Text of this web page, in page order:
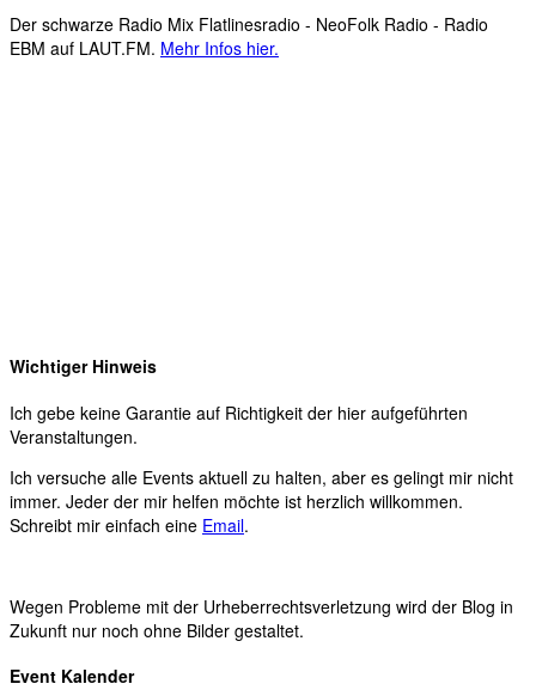
Der schwarze Radio Mix Flatlinesradio - NeoFolk Radio - Radio
EBM auf LAUT.FM. Mehr Infos hier.
Wichtiger Hinweis
Ich gebe keine Garantie auf Richtigkeit der hier aufgeführten
Veranstaltungen.
Ich versuche alle Events aktuell zu halten, aber es gelingt mir nicht
immer. Jeder der mir helfen möchte ist herzlich willkommen.
Schreibt mir einfach eine Email.
Wegen Probleme mit der Urheberrechtsverletzung wird der Blog in
Zukunft nur noch ohne Bilder gestaltet.
Event Kalender